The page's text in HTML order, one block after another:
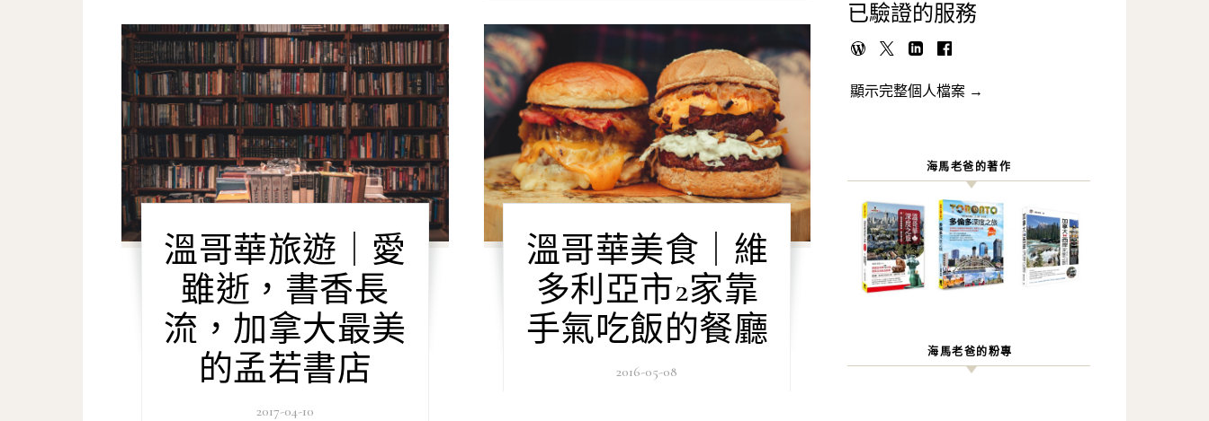
溫哥華旅遊｜愛
雖逝，書香長
流，加拿大最美
的孟若書店
2017-04-10
溫哥華美食｜維
多利亞市2家靠
手氣吃飯的餐廳
2016-05-08
已驗證的服務
顯示完整個人檔案 →
海馬老爸的著作
海馬老爸的粉專